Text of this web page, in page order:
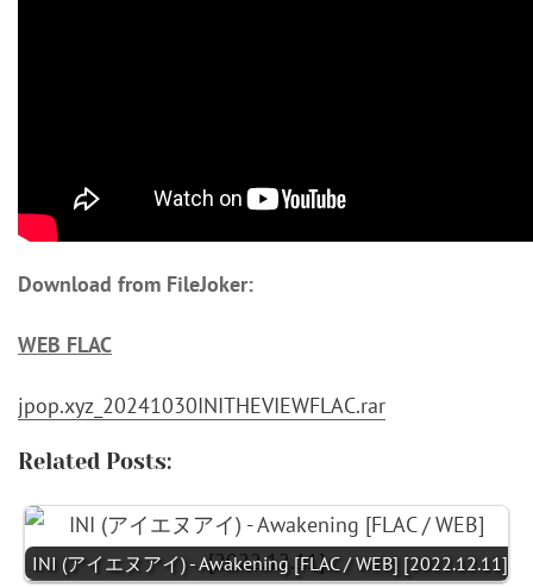
Download from FileJoker:
WEB FLAC
jpop.xyz_20241030INITHEVIEWFLAC.rar
Related Posts:
INI (アイエヌアイ) - Awakening [FLAC / WEB] [2022.12.11]